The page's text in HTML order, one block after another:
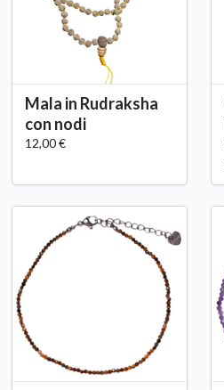
Mala in Rudraksha
con nodi
12,00 €